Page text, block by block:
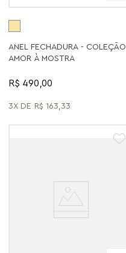
ANEL FECHADURA - COLEÇÃO
AMOR À MOSTRA
R$ 490,00
3 R$ 163,33